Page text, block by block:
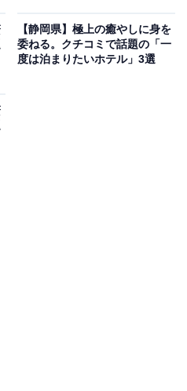
砂が美しい「白良浜」まで
ションを誇るホテルです。
を心ゆくまで堪能できま
や「磯辺の湯 松風」で名湯
の幸を贅沢に使用した本格
【静岡県】極上の癒やしに身を
委ねる。クチコミで話題の「一
度は泊まりたいホテル」3選